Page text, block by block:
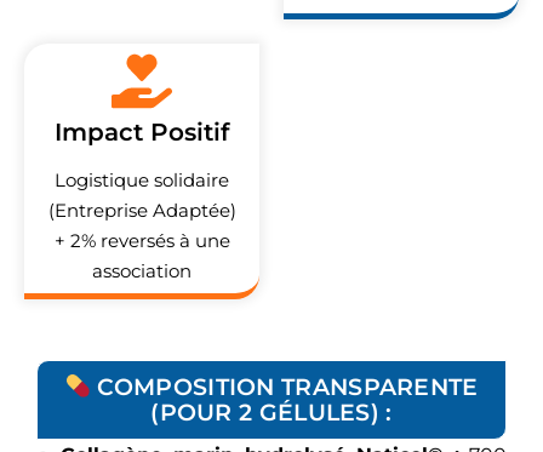
Impact Positif
Logistique solidaire
(Entreprise Adaptée)
+ 2% reversés à une
association
COMPOSITION TRANSPARENTE
(POUR 2 GÉLULES) :